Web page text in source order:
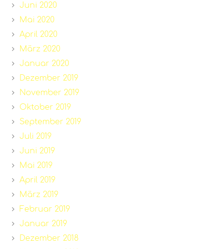
Juni 2020
Mai 2020
April 2020
März 2020
Januar 2020
Dezember 2019
November 2019
Oktober 2019
September 2019
Juli 2019
Juni 2019
Mai 2019
April 2019
März 2019
Februar 2019
Januar 2019
Dezember 2018